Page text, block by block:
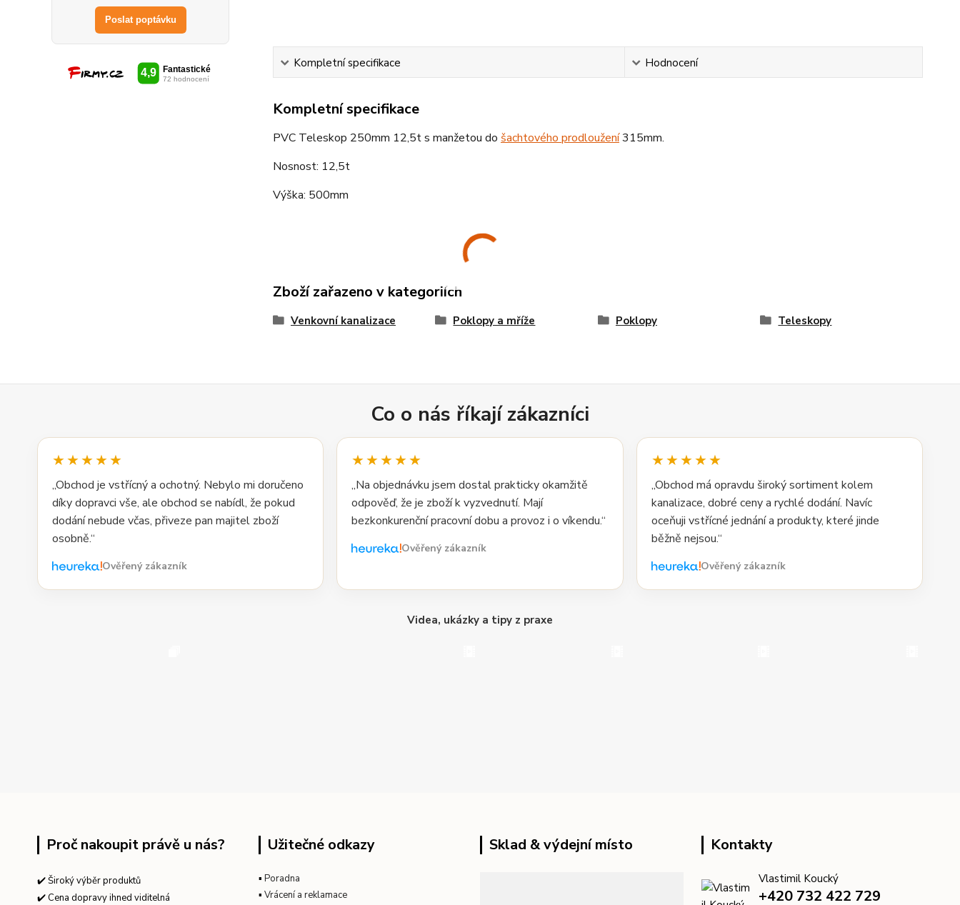
Poslat poptávku
Kompletní specifikace Hodnocení
Kompletní specifikace
PVC Teleskop 250mm 12,5t s manžetou do šachtového prodloužení315mm.
Nosnost: 12,5t
Výška: 500mm
Zboží zařazeno v kategoriích
Venkovní kanalizace Poklopy a mříže Poklopy Teleskopy
Co o nás říkají zákazníci
★★★★★
„Obchod je vstřícný a ochotný. Nebylo mi doručeno
díky dopravci vše, ale obchod se nabídl, že pokud
dodání nebude včas, přiveze pan majitel zboží
osobně.“
Ověřený zákazník
★★★★★
„Na objednávku jsem dostal prakticky okamžitě
odpověď, že je zboží k vyzvednutí. Mají
bezkonkurenční pracovní dobu a provoz i o víkendu.“
Ověřený zákazník
★★★★★
„Obchod má opravdu široký sortiment kolem
kanalizace, dobré ceny a rychlé dodání. Navíc
oceňuji vstřícné jednání a produkty, které jinde
běžně nejsou.“
Ověřený zákazník
Videa, ukázky a tipy z praxe
Proč nakoupit právě u nás?
✔️ Široký výběr produktů
✔️ Cena dopravy ihned viditelná
Užitečné odkazy
▪ Poradna
▪ Vrácení a reklamace
Sklad & výdejní místo Kontakty
Vlastimil Koucký
+420 732 422 729